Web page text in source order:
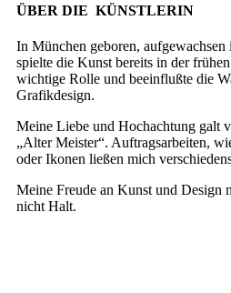
ÜBER DIE KÜNSTLERIN
In München geboren,
spielte die Kunst bereits in der
wichtige Rolle und beeinflußte die
Grafikdesign.
Meine Liebe und Hochachtung galt
„Alter Meister“. Auftragsarbeiten,
oder Ikonen ließen mich
Meine Freude an Kunst und Design
nicht Halt.